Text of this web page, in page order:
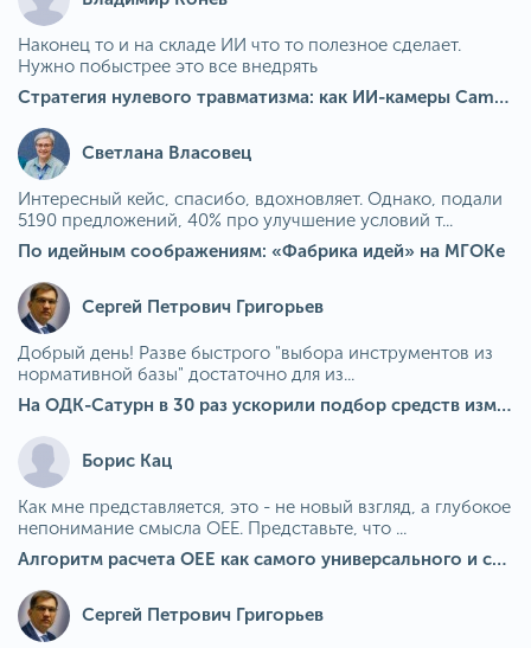
Наконец то и на складе ИИ что то полезное сделает.
Нужно побыстрее это все внедрять
Стратегия нулевого травматизма: как ИИ-камеры Camkord снижают риск наезда на пешехода при работе на погрузчике
Светлана Власовец
Интересный кейс, спасибо, вдохновляет. Однако, подали
5190 предложений, 40% про улучшение условий т...
По идейным соображениям: «Фабрика идей» на МГОКе
Сергей Петрович Григорьев
Добрый день! Разве быстрого "выбора инструментов из
нормативной базы" достаточно для из...
На ОДК-Сатурн в 30 раз ускорили подбор средств измерения для контроля качества продукции
Борис Кац
Как мне представляется, это - не новый взгляд, а глубокое
непонимание смысла OEE. Представьте, что ...
Алгоритм расчета ОЕЕ как самого универсального и современного показателя эффективности оборудования в мире
Сергей Петрович Григорьев